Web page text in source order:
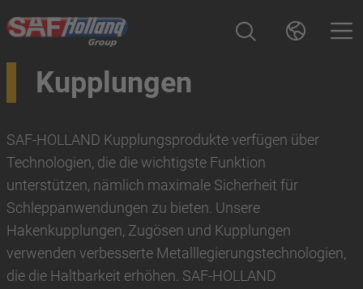
Kupplungen
SAF-HOLLAND Kupplungsprodukte verfügen über
Technologien, die die wichtigste Funktion
unterstützen, nämlich maximale Sicherheit für
Schleppanwendungen zu bieten. Unsere
Hakenkupplungen, Zugösen und Kupplungen
verwenden verbesserte Metalllegierungstechnologien,
die die Haltbarkeit erhöhen. SAF-HOLLAND